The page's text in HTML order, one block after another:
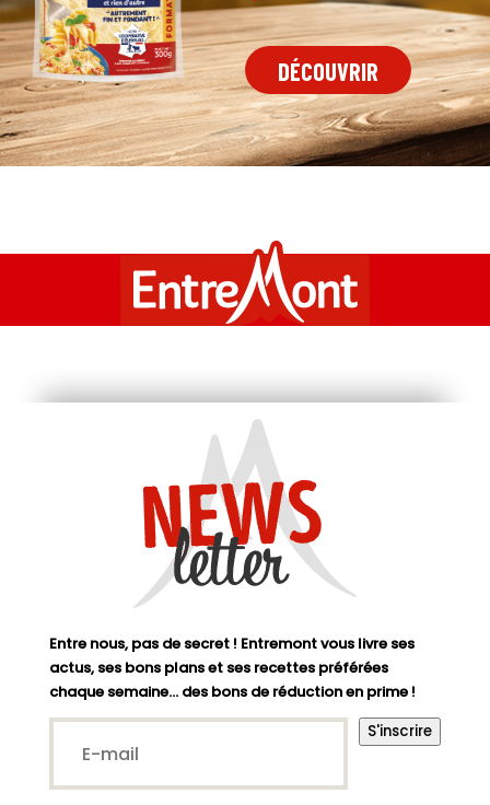
DÉCOUVRIR
Entre nous, pas de secret ! Entremont vous livre ses
actus, ses bons plans et ses recettes préférées
chaque semaine… des bons de réduction en prime !
E-
mail*
S'inscrire